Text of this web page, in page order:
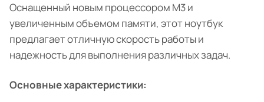
Оснащенный новым процессором M3 и
увеличенным объемом памяти, этот ноутбук
предлагает отличную скорость работы и
надежность для выполнения различных задач.
Основные характеристики: